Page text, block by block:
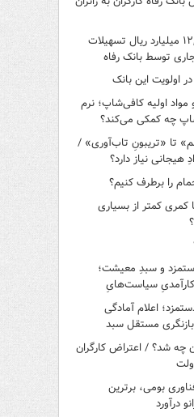
پرداخت بیش از ۱۲,۰۰۰ میلیارد ریال تسهیلات
توسط بانک رفاه
اولویت این بانک
اولیه کافی‌شاپ؛ نرم
چه کمکی می‌کند؟
تا «تریبونِ تاب‌آوری» /
هیجانی نیاز دارد؟
را برطرف کنیم؟
کمری کمتر از بسیاری
و سبدِ معیشت؛
سیاست‌هایِ
اعلام آمادگی
بازنگری مستقل سبد
چه شد؟ / اعتراض کارگران
بومی، برترین
درآورد